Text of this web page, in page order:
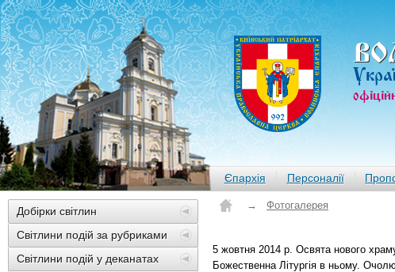
Єпархія Персоналії
Добірки світлин
Світлини подій за рубриками
Світлини подій у деканатах
→ Фотогалерея
5 жовтня 2014 р. Освята нового
Божественна Літургія в ньому.